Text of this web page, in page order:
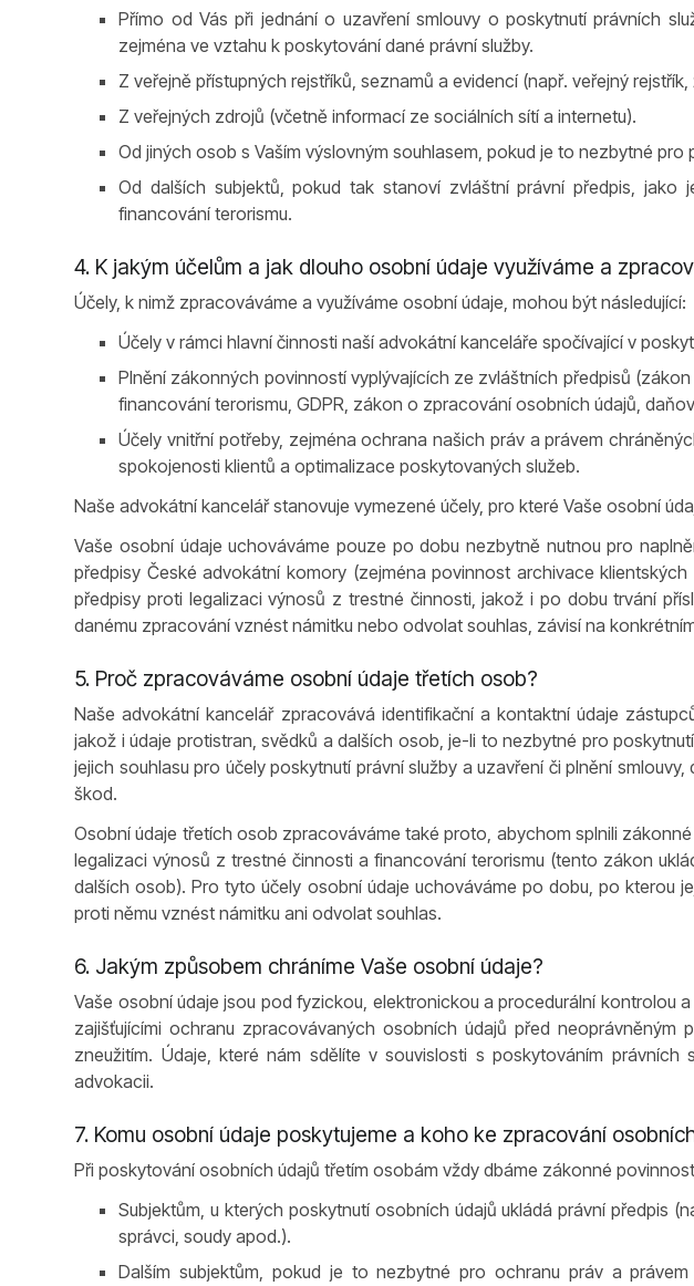
Přímo od Vás při jednání o uzavření smlouvy o poskytnutí právních
zejména ve vztahu k poskytování dané právní služby.
Z veřejně přístupných rejstříků, seznamů a evidencí (např. veřejný
Z veřejných zdrojů (včetně informací ze sociálních sítí a internetu).
Od jiných osob s Vaším výslovným souhlasem, pokud je to nezbytné
Od dalších subjektů, pokud tak stanoví zvláštní právní předpis,
financování terorismu.
4. K jakým účelům a jak dlouho osobní údaje využíváme a
Účely, k nimž zpracováváme a využíváme osobní údaje, mohou být následující:
Účely v rámci hlavní činnosti naší advokátní kanceláře spočívající v
Plnění zákonných povinností vyplývajících ze zvláštních předpisů
financování terorismu, GDPR, zákon o zpracování osobních údajů,
Účely vnitřní potřeby, zejména ochrana našich práv a právem
spokojenosti klientů a optimalizace poskytovaných služeb.
Naše advokátní kancelář stanovuje vymezené účely, pro které Vaše osobní
Vaše osobní údaje uchováváme pouze po dobu nezbytně nutnou pro
předpisy České advokátní komory (zejména povinnost archivace
předpisy proti legalizaci výnosů z trestné činnosti, jakož i po dobu trvání
danému zpracování vznést námitku nebo odvolat souhlas, závisí na
5. Proč zpracováváme osobní údaje třetích osob?
Naše advokátní kancelář zpracovává identifikační a kontaktní údaje
jakož i údaje protistran, svědků a dalších osob, je-li to nezbytné pro
jejich souhlasu pro účely poskytnutí právní služby a uzavření či plnění
škod.
Osobní údaje třetích osob zpracováváme také proto, abychom splnili
legalizaci výnosů z trestné činnosti a financování terorismu (tento zákon
dalších osob). Pro tyto účely osobní údaje uchováváme po dobu, po kterou
proti němu vznést námitku ani odvolat souhlas.
6. Jakým způsobem chráníme Vaše osobní údaje?
Vaše osobní údaje jsou pod fyzickou, elektronickou a procedurální kontrolou
zajišťujícími ochranu zpracovávaných osobních údajů před
zneužitím. Údaje, které nám sdělíte v souvislosti s poskytováním
advokacii.
7. Komu osobní údaje poskytujeme a koho ke zpracování
Při poskytování osobních údajů třetím osobám vždy dbáme zákonné
Subjektům, u kterých poskytnutí osobních údajů ukládá právní předpis
správci, soudy apod.).
Dalším subjektům, pokud je to nezbytné pro ochranu práv a